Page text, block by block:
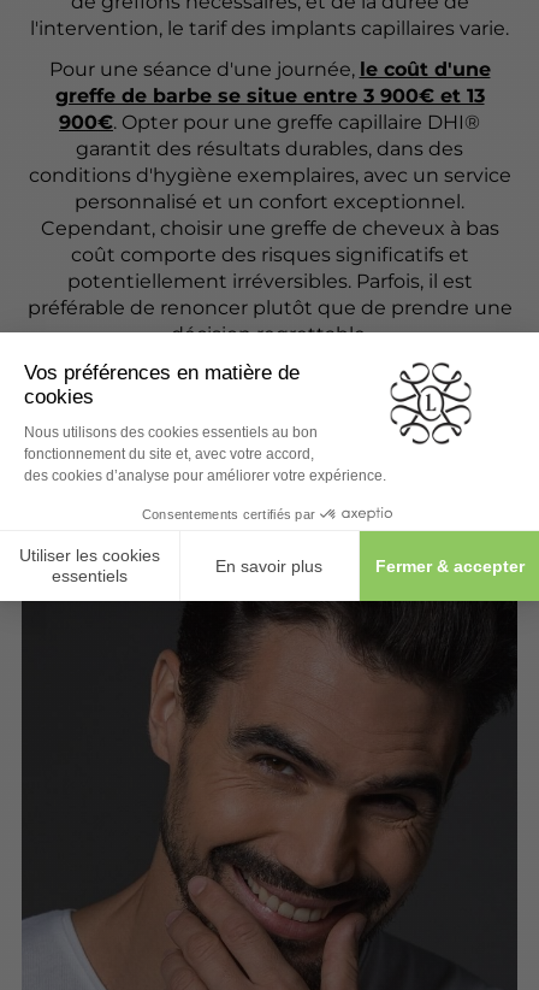
l'intervention, le tarif des implants capillaires varie.
Pour une séance d'une journée, le coût d'une
greffe de barbe se situe entre 3 900€ et 13
900€. Opter pour une greffe capillaire DHI®
garantit des résultats durables, dans des
conditions d'hygiène exemplaires, avec un service
personnalisé et un confort exceptionnel.
Cependant, choisir une greffe de cheveux à bas
coût comporte des risques significatifs et
potentiellement irréversibles. Parfois, il est
préférable de renoncer plutôt que de prendre une
décision regrettable.
JE PRENDS RDV